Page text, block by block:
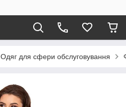
Одяг для сфери обслуговування